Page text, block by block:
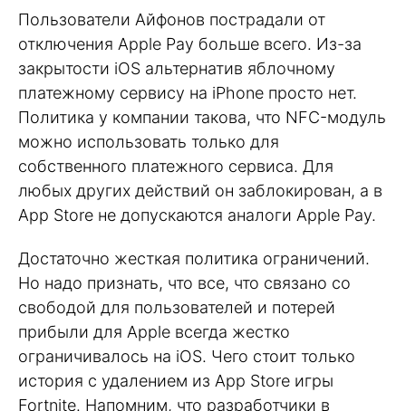
Пользователи Айфонов пострадали от
отключения Apple Pay больше всего. Из-за
закрытости iOS альтернатив яблочному
платежному сервису на iPhone просто нет.
Политика у компании такова, что NFC-модуль
можно использовать только для
собственного платежного сервиса. Для
любых других действий он заблокирован, а в
App Store не допускаются аналоги Apple Pay.
Достаточно жесткая политика ограничений.
Но надо признать, что все, что связано со
свободой для пользователей и потерей
прибыли для Apple всегда жестко
ограничивалось на iOS. Чего стоит только
история с удалением из App Store игры
Fortnite. Напомним, что разработчики в